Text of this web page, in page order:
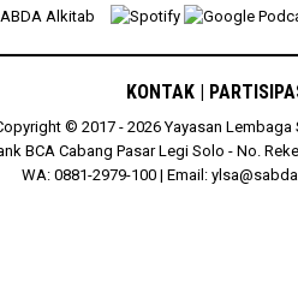
Alkitab
KONTAK
© 2017 - 2026Yayasan Lembaga
BCA Cabang Pasar Legi Solo - No.
WA: 0881-2979-100| Email: